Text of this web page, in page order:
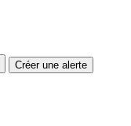
Créer une alerte